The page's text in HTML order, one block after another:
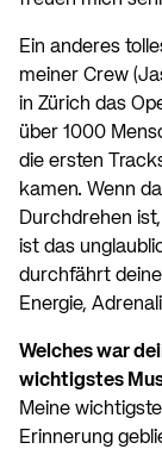
Ein anderes
meiner Crew
in Zürich das
über 1000
die ersten
kamen. Wenn
Durchdrehen
ist das
durchfährt
Energie,
Welches war
wichtigstes
Meine
Erinnerung